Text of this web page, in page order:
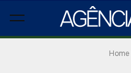
Home